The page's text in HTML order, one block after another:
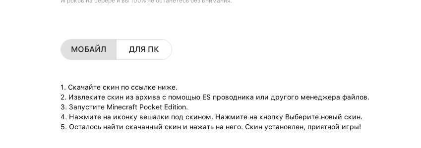
МОБАЙЛ ДЛЯ ПК
1. Скачайте скин по ссылке ниже.
2. Извлеките скин из архива с помощью ES проводника или другого менеджера файлов.
3. Запустите Minecraft Pocket Edition.
4. Нажмите на иконку вешалки под скином. Нажмите на кнопку Выберите новый скин.
5. Осталось найти скачанный скин и нажать на него. Скин установлен, приятной игры!